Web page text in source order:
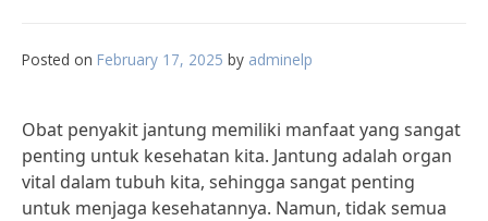
Posted on February 17, 2025 by adminelp
Obat penyakit jantung memiliki manfaat yang sangat
penting untuk kesehatan kita. Jantung adalah organ
vital dalam tubuh kita, sehingga sangat penting
untuk menjaga kesehatannya. Namun, tidak semua